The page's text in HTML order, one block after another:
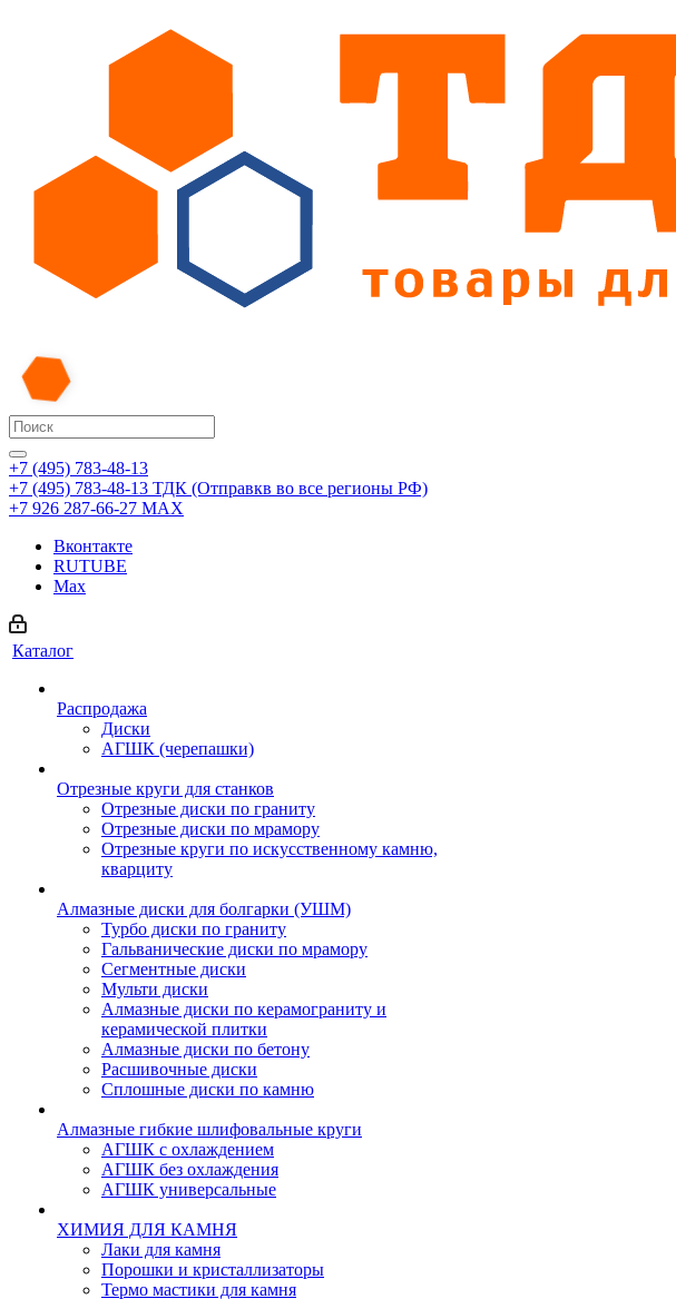
+7 (495) 783-48-13
+7 (495) 783-48-13 ТДК (Отправкв во все регионы РФ)
+7 926 287-66-27 МАХ
Вконтакте
RUTUBE
Max
Каталог
Распродажа
Диски
АГШК (черепашки)
Отрезные круги для станков
Отрезные диски по граниту
Отрезные диски по мрамору
Отрезные круги по искусственному камню,
кварциту
Алмазные диски для болгарки (УШМ)
Турбо диски по граниту
Гальванические диски по мрамору
Сегментные диски
Мульти диски
Алмазные диски по керамограниту и
керамической плитки
Алмазные диски по бетону
Расшивочные диски
Сплошные диски по камню
Алмазные гибкие шлифовальные круги
АГШК с охлаждением
АГШК без охлаждения
АГШК универсальные
ХИМИЯ ДЛЯ КАМНЯ
Лаки для камня
Порошки и кристаллизаторы
Термо мастики для камня